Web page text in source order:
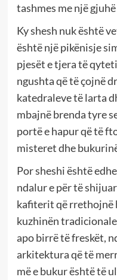
tashmes me një
Ky shesh nuk është
është një pikënisje
pjesët e tjera të
ngushta që të çojnë
katedraleve të larta
mbajnë brenda tyre
portë e hapur që të
misteret dhe
Por sheshi është
ndalur e për të
kafiterit që rrethojnë
kuzhinën
apo birrë të freskët,
arkitektura që të
më e bukur është të